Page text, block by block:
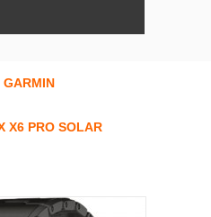
GARMIN
X6 PRO SOLAR